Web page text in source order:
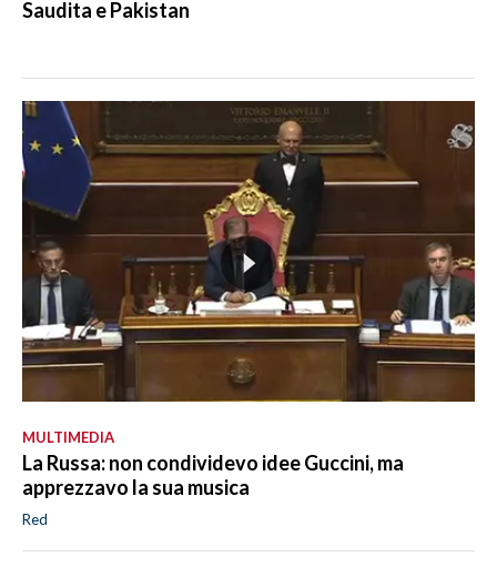
Saudita e Pakistan
MULTIMEDIA
La Russa: non condividevo idee Guccini, ma
apprezzavo la sua musica
Red